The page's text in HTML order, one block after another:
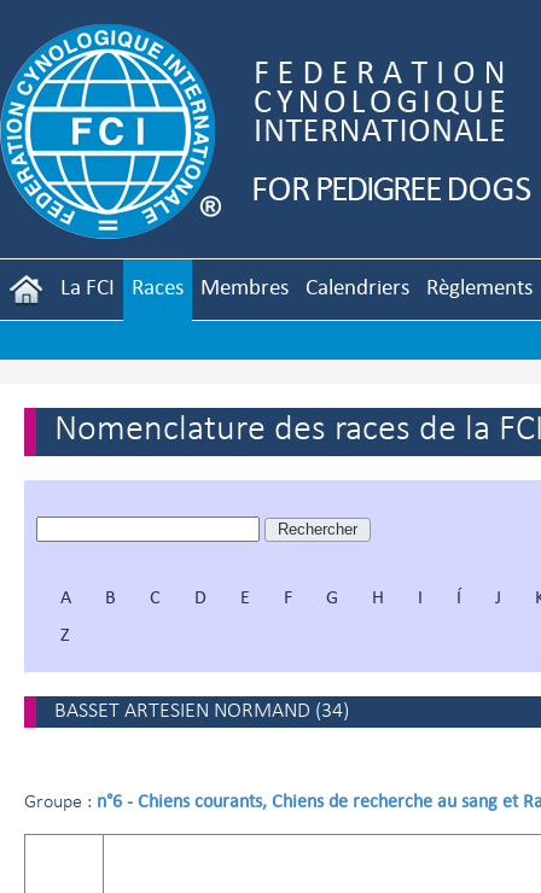
La FCI Races Membres Calendriers Règlements
Nomenclature des races de la
A B C D E F G H I Í J
Z
BASSET ARTESIEN NORMAND (34)
Groupe : n°6 - Chiens courants, Chiens de recherche au sang et